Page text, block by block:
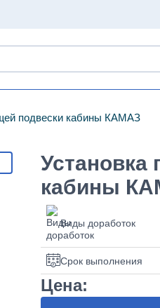
подвески кабины КАМАЗ
кабины
Виды доработок
Срок выполнения
Цена: